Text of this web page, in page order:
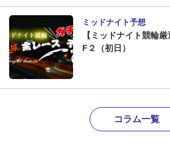
ミッドナイト予想
【ミッドナイト競輪
F２（初日）
コラム一覧